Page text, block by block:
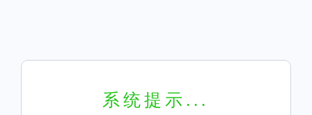
系统提示...